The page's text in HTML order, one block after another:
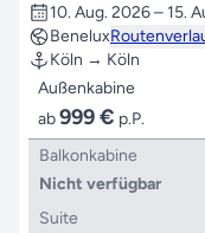
10. Aug. 2026 – 15.
Benelux
Köln → Köln
Außenkabine
ab999 € p.P.
Balkonkabine
Nicht verfügbar
Suite